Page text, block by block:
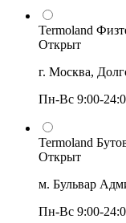
Termoland
Открыт
г. Москва,
Пн-Вс 9:00-
Termoland
Открыт
м. Бульвар
Пн-Вс 9:00-